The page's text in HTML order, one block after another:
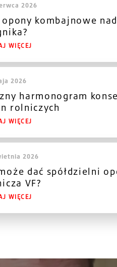
2026
opony kombajnowe
WIĘCEJ
2026
harmonogram
rolniczych
WIĘCEJ
2026
dać spółdzielni
VF?
WIĘCEJ